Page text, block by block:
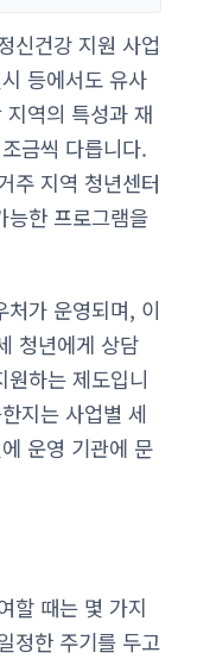
신건강 지원 사업
등에서도 유사
역의 특성과 재
금씩 다릅니다.
주 지역 청년센터
능한 프로그램을
처가 운영되며, 이
청년에게 상담
하는 제도입니
지는 사업별 세
운영 기관에 문
할 때는 몇 가지
정한 주기를 두고